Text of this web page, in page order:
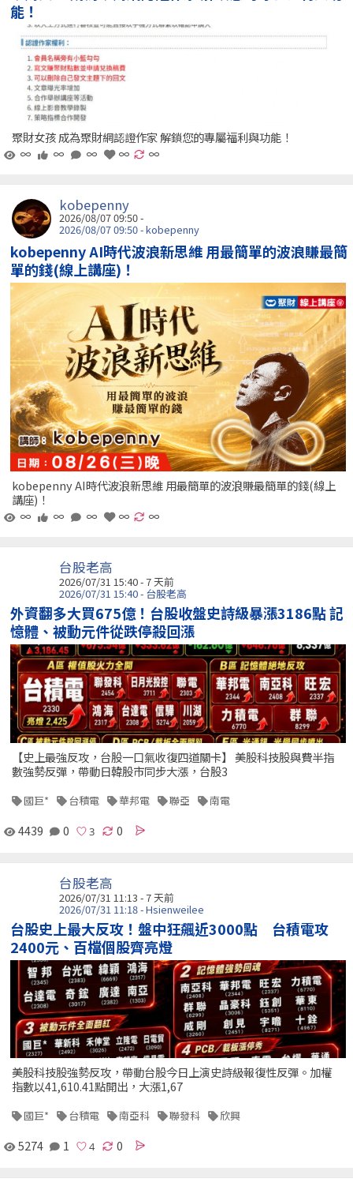
能！
聚財女孩 成為聚財網認證作家 解鎖您的專屬福利與功能！
∞
∞ ∞ ∞ ∞
kobepenny
2026/08/07 09:50 -
2026/08/07 09:50 - kobepenny
kobepenny AI時代波浪新思維 用最簡單的波浪賺最簡
單的錢(線上講座)！
kobepenny AI時代波浪新思維 用最簡單的波浪賺最簡單的錢(線上
講座)！
∞
∞ ∞ ∞ ∞
台股老高
2026/07/31 15:40 - 7 天前
2026/07/31 15:40 - 台股老高
外資翻多大買675億！台股收盤史詩級暴漲3186點 記
憶體、被動元件從跌停殺回漲
【史上最強反攻，台股一口氣收復四道關卡】 美股科技股與費半指
數強勢反彈，帶動日韓股市同步大漲，台股3
國巨* 台積電 華邦電 聯亞 南電
4439 0 0
台股老高
2026/07/31 11:13 - 7 天前
2026/07/31 11:18 - Hsienweilee
台股史上最大反攻！盤中狂飆近3000點 台積電攻
2400元、百檔個股齊亮燈
美股科技股強勢反攻，帶動台股今日上演史詩級報復性反彈。加權
指數以41,610.41點開出，大漲1,67
國巨* 台積電 南亞科 聯發科 欣興
5274 1 0